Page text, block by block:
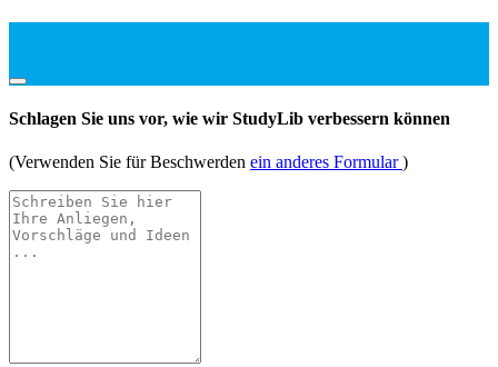
Schlagen Sie uns vor, wie wir StudyLib verbessern können
(Verwenden Sie für Beschwerden ein anderes Formular)